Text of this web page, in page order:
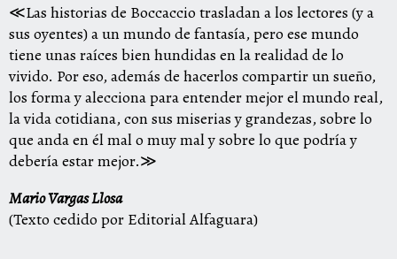
≪Las historias de Boccaccio trasladan a los lectores (y a
sus oyentes) a un mundo de fantasía, pero ese mundo
tiene unas raíces bien hundidas en la realidad de lo
vivido. Por eso, además de hacerlos compartir un sueño,
los forma y alecciona para entender mejor el mundo real,
la vida cotidiana, con sus miserias y grandezas, sobre lo
que anda en él mal o muy mal y sobre lo que podría y
debería estar mejor.≫
Mario Vargas Llosa
(Texto cedido por Editorial Alfaguara)